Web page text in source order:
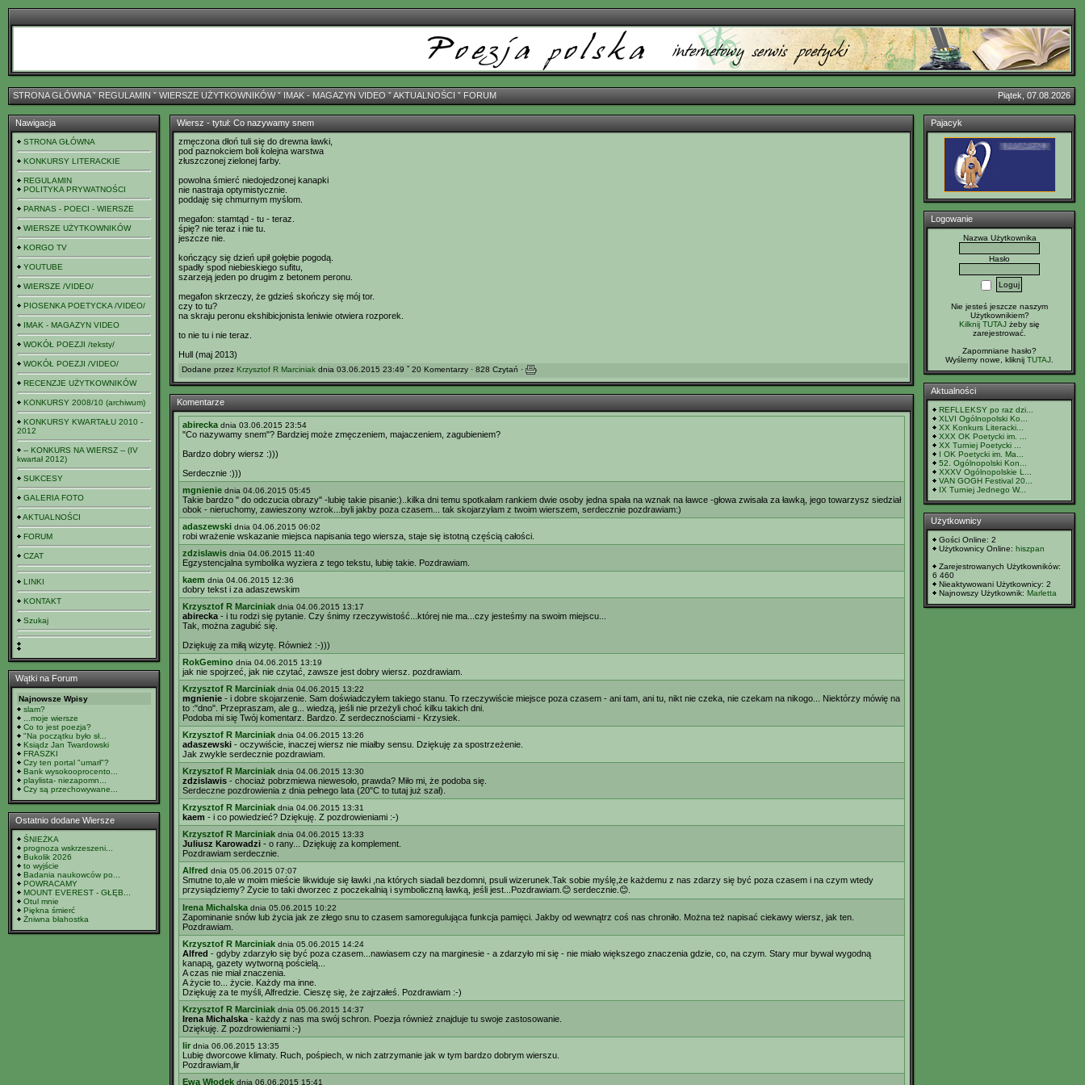
STRONA GŁÓWNAˇ REGULAMIN ˇ WIERSZE UŻYTKOWNIKÓWˇ IMAK - MAGAZYN VIDEO ˇAKTUALNOŚCI ˇ FORUM Piątek, 07.08.2026
Nawigacja
STRONA GŁÓWNA
KONKURSY LITERACKIE
REGULAMIN
POLITYKA PRYWATNOŚCI
PARNAS - POECI - WIERSZE
WIERSZE UŻYTKOWNIKÓW
KORGO TV
YOUTUBE
WIERSZE /VIDEO/
PIOSENKA POETYCKA /VIDEO/
IMAK - MAGAZYN VIDEO
WOKÓŁ POEZJI /teksty/
WOKÓŁ POEZJI /VIDEO/
RECENZJE UŻYTKOWNIKÓW
KONKURSY 2008/10 (archiwum)
KONKURSY KWARTAŁU 2010 -
2012
-- KONKURS NA WIERSZ -- (IV
kwartał 2012)
SUKCESY
GALERIA FOTO
AKTUALNOŚCI
FORUM
CZAT
LINKI
KONTAKT
Szukaj
Wątki na Forum
Najnowsze Wpisy
slam?
...moje wiersze
Co to jest poezja?
"Na początku było sł...
Ksiądz Jan Twardowski
FRASZKI
Czy ten portal "umarł"?
Bank wysokooprocento...
playlista- niezapomn...
Czy są przechowywane...
Ostatnio dodane Wiersze
ŚNIEŻKA
prognoza wskrzeszeni...
Bukolik 2026
to wyjście
Badania naukowców po...
POWRACAMY
MOUNT EVEREST - GŁĘB...
Otul mnie
Piękna śmierć
Żniwna błahostka
Wiersz - tytuł: Co nazywamy snem
zmęczona dłoń tuli się do drewna ławki,
pod paznokciem boli kolejna warstwa
złuszczonej zielonej farby.
powolna śmierć niedojedzonej kanapki
nie nastraja optymistycznie.
poddaję się chmurnym myślom.
megafon: stamtąd - tu - teraz.
śpię? nie teraz i nie tu.
jeszcze nie.
kończący się dzień upił gołębie pogodą.
spadły spod niebieskiego sufitu,
szarzeją jeden po drugim z betonem peronu.
megafon skrzeczy, że gdzieś skończy się mój tor.
czy to tu?
na skraju peronu ekshibicjonista leniwie otwiera rozporek.
to nie tu i nie teraz.
Hull (maj 2013)
Dodane przez Krzysztof R Marciniak dnia 03.06.2015 23:49 ˇ 20 Komentarzy · 828 Czytań ·
Komentarze
abirecka dnia 03.06.2015 23:54
"Co nazywamy snem"? Bardziej może zmęczeniem, majaczeniem, zagubieniem?
Bardzo dobry wiersz :)))
Serdecznie :)))
mgnienie dnia 04.06.2015 05:45
Takie bardzo " do odczucia obrazy" -lubię takie pisanie:)..kilka dni temu spotkałam rankiem dwie osoby jedna spała na wznak na ławce -głowa zwisała za ławką, jego towarzysz siedział
obok - nieruchomy, zawieszony wzrok...byli jakby poza czasem... tak skojarzyłam z twoim wierszem, serdecznie pozdrawiam:)
adaszewski dnia 04.06.2015 06:02
robi wrażenie wskazanie miejsca napisania tego wiersza, staje się istotną częścią całości.
zdzislawis dnia 04.06.2015 11:40
Egzystencjalna symbolika wyziera z tego tekstu, lubię takie. Pozdrawiam.
kaem dnia 04.06.2015 12:36
dobry tekst i za adaszewskim
Krzysztof R Marciniak dnia 04.06.2015 13:17
abirecka - i tu rodzi się pytanie. Czy śnimy rzeczywistość...której nie ma...czy jesteśmy na swoim miejscu...
Tak, można zagubić się.
Dziękuję za miłą wizytę. Również :-)))
RokGemino dnia 04.06.2015 13:19
jak nie spojrzeć, jak nie czytać, zawsze jest dobry wiersz. pozdrawiam.
Krzysztof R Marciniak dnia 04.06.2015 13:22
mgnienie - i dobre skojarzenie. Sam doświadczyłem takiego stanu. To rzeczywiście miejsce poza czasem - ani tam, ani tu, nikt nie czeka, nie czekam na nikogo... Niektórzy mówię na
to :"dno". Przepraszam, ale g... wiedzą, jeśli nie przeżyli choć kilku takich dni.
Podoba mi się Twój komentarz. Bardzo. Z serdecznościami - Krzysiek.
Krzysztof R Marciniak dnia 04.06.2015 13:26
adaszewski - oczywiście, inaczej wiersz nie miałby sensu. Dziękuję za spostrzeżenie.
Jak zwykle serdecznie pozdrawiam.
Krzysztof R Marciniak dnia 04.06.2015 13:30
zdzislawis - chociaż pobrzmiewa niewesoło, prawda? Miło mi, że podoba się.
Serdeczne pozdrowienia z dnia pełnego lata (20"C to tutaj już szał).
Krzysztof R Marciniak dnia 04.06.2015 13:31
kaem - i co powiedzieć? Dziękuję. Z pozdrowieniami :-)
Krzysztof R Marciniak dnia 04.06.2015 13:33
Juliusz Karowadzi - o rany... Dziękuję za komplement.
Pozdrawiam serdecznie.
Alfred dnia 05.06.2015 07:07
Smutne to,ale w moim mieście likwiduje się ławki ,na których siadali bezdomni, psuli wizerunek.Tak sobie myślę,że każdemu z nas zdarzy się być poza czasem i na czym wtedy
przysiądziemy? Życie to taki dworzec z poczekalnią i symboliczną ławką, jeśli jest...Pozdrawiam.😊 serdecznie.😊.
Irena Michalska dnia 05.06.2015 10:22
Zapominanie snów lub życia jak ze złego snu to czasem samoregulująca funkcja pamięci. Jakby od wewnątrz coś nas chroniło. Można też napisać ciekawy wiersz, jak ten.
Pozdrawiam.
Krzysztof R Marciniak dnia 05.06.2015 14:24
Alfred - gdyby zdarzyło się być poza czasem...nawiasem czy na marginesie - a zdarzyło mi się - nie miało większego znaczenia gdzie, co, na czym. Stary mur bywał wygodną
kanapą, gazety wytworną pościelą...
A czas nie miał znaczenia.
A życie to... życie. Każdy ma inne.
Dziękuję za te myśli, Alfredzie. Cieszę się, że zajrzałeś. Pozdrawiam :-)
Krzysztof R Marciniak dnia 05.06.2015 14:37
Irena Michalska - każdy z nas ma swój schron. Poezja również znajduje tu swoje zastosowanie.
Dziękuję. Z pozdrowieniami :-)
lir dnia 06.06.2015 13:35
Lubię dworcowe klimaty. Ruch, pośpiech, w nich zatrzymanie jak w tym bardzo dobrym wierszu.
Pozdrawiam,lir
Ewa Włodek dnia 06.06.2015 15:41
Pajacyk
Logowanie
Nazwa Użytkownika
Hasło
Nie jesteś jeszcze naszym
Użytkownikiem?
Kilknij TUTAJ żeby się
zarejestrować.
Zapomniane hasło?
Wyślemy nowe, kliknij TUTAJ
Aktualności
REFLLEKSY po raz dzi...
XLVI Ogólnopolski Ko...
XX Konkurs Literacki...
XXX OK Poetycki im. ...
XX Turniej Poetycki ...
I OK Poetycki im. Ma...
52. Ogólnopolski Kon...
XXXV Ogólnopolskie L...
VAN GOGH Festival 20...
IX Turniej Jednego W...
Użytkownicy
Gości Online: 2
Użytkownicy Online: hiszpan
Zarejestrowanych Użytkowników:
6 460
Nieaktywowani Użytkownicy: 2
Najnowszy Użytkownik: Marletta